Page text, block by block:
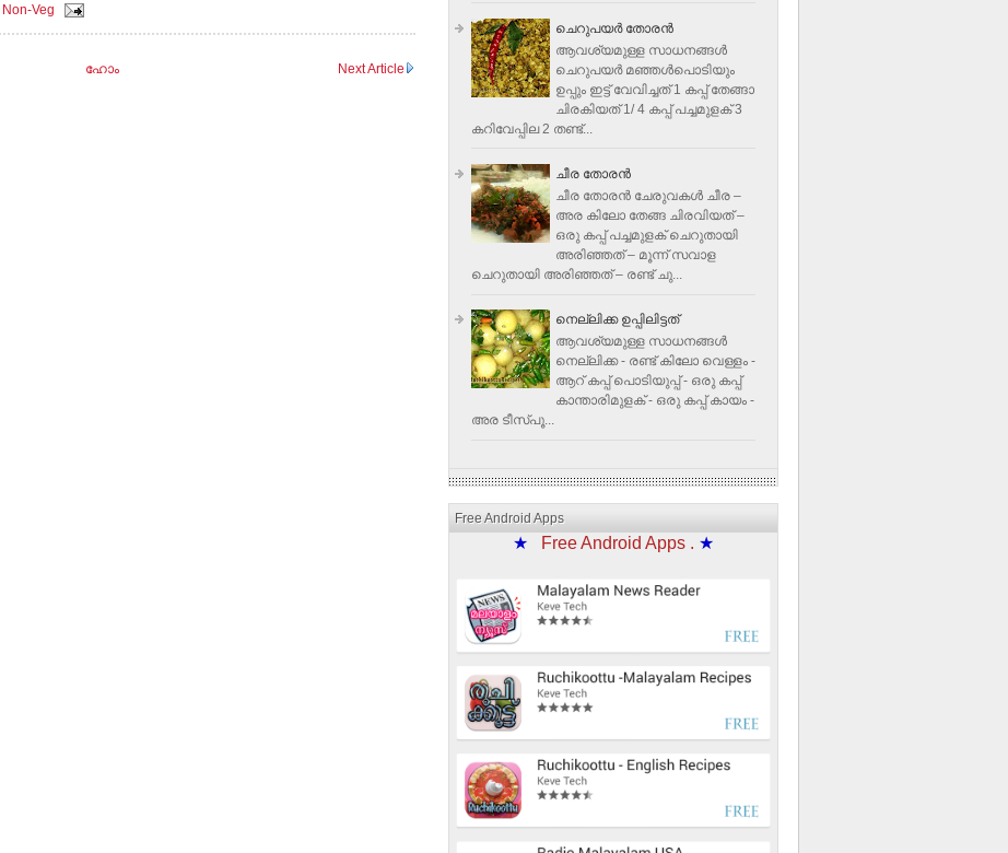
Non-Veg
Next Article
ഹോം
ചെറുപയർ തോരൻ
ആവശ്യമുള്ള സാധനങ്ങൾ
ചെറുപയർ മഞ്ഞൾപൊടിയും
ഉപ്പും ഇട്ട് വേവിച്ചത് 1 കപ്പ് തേങ്ങാ
ചിരകിയത് 1/ 4 കപ്പ് പച്ചമുളക് 3
കറിവേപ്പില 2 തണ്ട്...
ചീര തോരന്‍
ചീര തോരന്‍ ചേരുവകള്‍ ചീര –
അര കിലോ തേങ്ങ ചിരവിയത് –
ഒരു കപ്പ് പച്ചമുളക് ചെറുതായി
അരിഞ്ഞത് – മൂന്ന് സവാള
ചെറുതായി അരിഞ്ഞത് – രണ്ട് ചു...
നെല്ലിക്ക ഉപ്പിലിട്ടത്
ആവശ്യമുള്ള സാധനങ്ങള്‍
നെല്ലിക്ക - രണ്ട് കിലോ വെള്ളം -
ആറ് കപ്പ് പൊടിയുപ്പ് - ഒരു കപ്പ്
കാന്താരിമുളക് - ഒരു കപ്പ് കായം -
അര ടീസ്പൂ...
Free Android Apps
★ Free Android Apps . ★